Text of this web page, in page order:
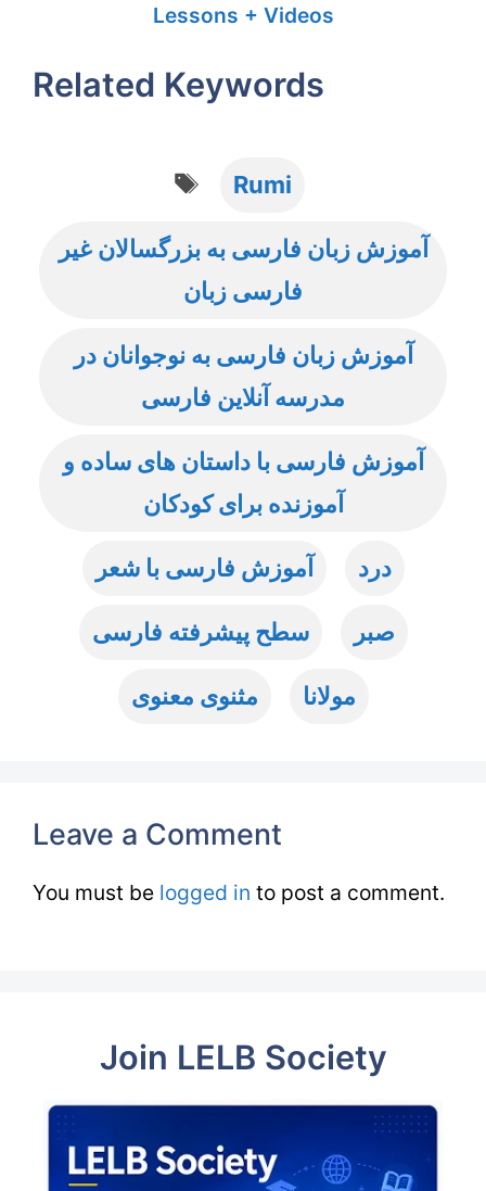
Lessons + Videos
Related Keywords
Tags
Rumi
آموزش زبان فارسی به بزرگسالان غیر
فارسی زبان
آموزش زبان فارسی به نوجوانان در
مدرسه آنلاین فارسی
آموزش فارسی با داستان های ساده و
آموزنده برای کودکان
آموزش فارسی با شعر درد
سطح پیشرفته فارسی صبر
مثنوی معنوی مولانا
Leave a Comment
You must be logged in to post a comment.
Join LELB Society